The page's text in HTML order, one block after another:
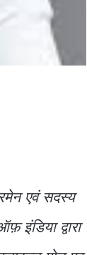
एवं सदस्य
इंडिया द्वारा